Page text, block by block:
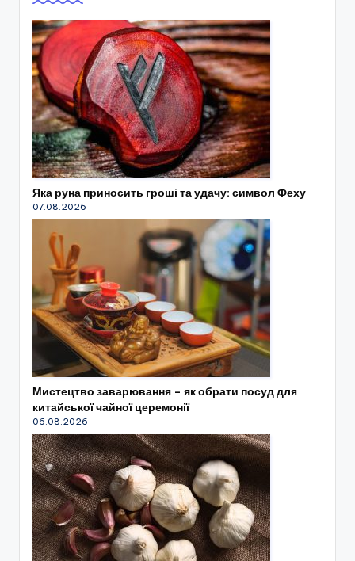
Яка руна приносить гроші та удачу: символ Феху
07.08.2026
Мистецтво заварювання – як обрати посуд для
китайської чайної церемонії
06.08.2026